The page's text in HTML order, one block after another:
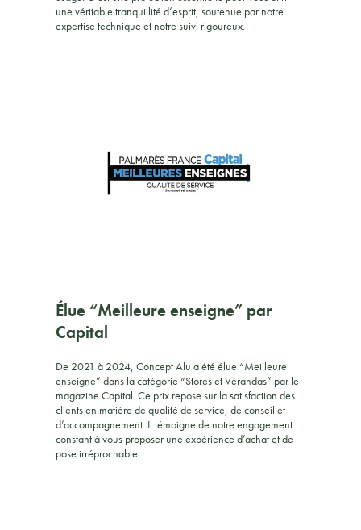
une véritable tranquillité d’esprit, soutenue par notre
expertise technique et notre suivi rigoureux.
Élue “Meilleure enseigne” par
Capital
De 2021 à 2024, Concept Alu a été élue “Meilleure
enseigne” dans la catégorie “Stores et Vérandas” par le
magazine Capital. Ce prix repose sur la satisfaction des
clients en matière de qualité de service, de conseil et
d’accompagnement. Il témoigne de notre engagement
constant à vous proposer une expérience d’achat et de
pose irréprochable.